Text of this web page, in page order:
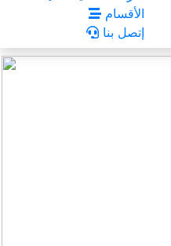
الأقسام
إتصل بنا